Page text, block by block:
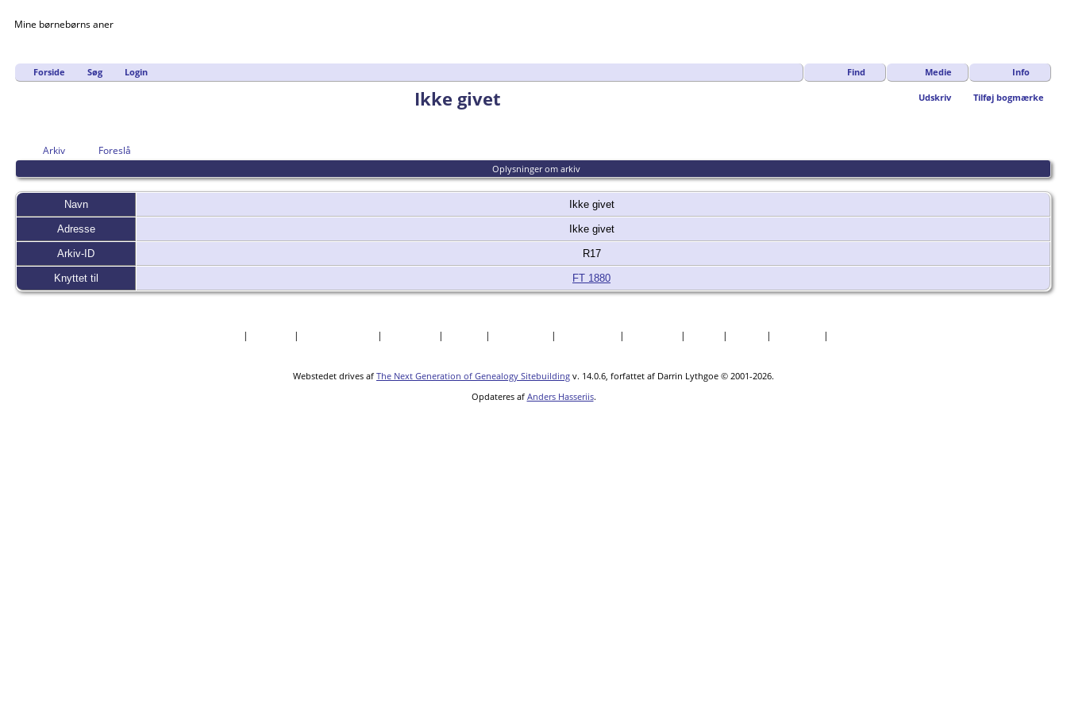
Mine børnebørns aner
Find Medie Info
Forside Søg Login
Udskriv Tilføj bogmærke
Ikke givet
Arkiv Foreslå
Oplysninger om arkiv
Navn Ikke givet
Adresse Ikke givet
Arkiv-ID R17
Knyttet til FT 1880
| | | | | | | | | | |
Webstedet drives af The Next Generation of Genealogy Sitebuilding v. 14.0.6, forfattet af Darrin Lythgoe © 2001-2026.
Opdateres af Anders Hasseriis.